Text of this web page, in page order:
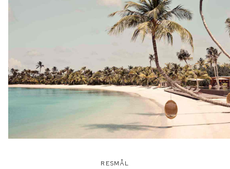
RESMÅL